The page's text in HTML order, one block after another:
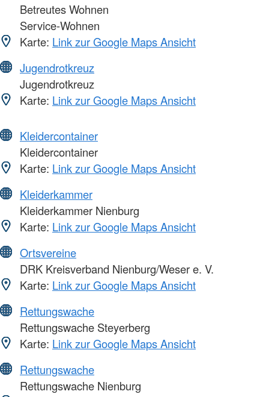
Betreutes Wohnen
Service-Wohnen
Karte: Link zur Google Maps Ansicht
Jugendrotkreuz
Jugendrotkreuz
Karte: Link zur Google Maps Ansicht
Kleidercontainer
Kleidercontainer
Karte: Link zur Google Maps Ansicht
Kleiderkammer
Kleiderkammer Nienburg
Karte: Link zur Google Maps Ansicht
Ortsvereine
DRK Kreisverband Nienburg/Weser e. V.
Karte: Link zur Google Maps Ansicht
Rettungswache
Rettungswache Steyerberg
Karte: Link zur Google Maps Ansicht
Rettungswache
Rettungswache Nienburg